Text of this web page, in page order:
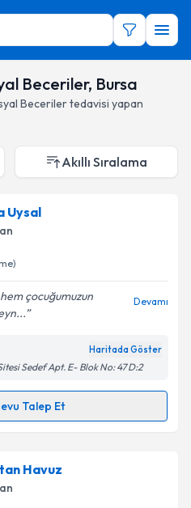
Beceriler, Bursa
Becerilertedavisi yapan
Akıllı Sıralama
Uysal
çocuğumuzun
Devamı
Haritada Göster
Sedef Apt. E- Blok No: 47 D:2
Talep Et
için randevu takvimi talebi
randevu almanız için bir
posta ile bilgilendireceğiz.
Havuz